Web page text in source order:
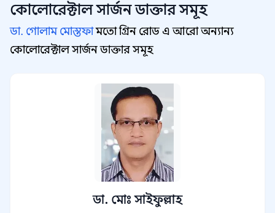
কোলোরেক্টাল সার্জন ডাক্তার সমূহ
ডা. গোলাম মোস্তফামতো গ্রিন রোড এ আরো অন্যান্য
কোলোরেক্টাল সার্জন ডাক্তার সমূহ
ডা. মোঃ সাইফুল্লাহ